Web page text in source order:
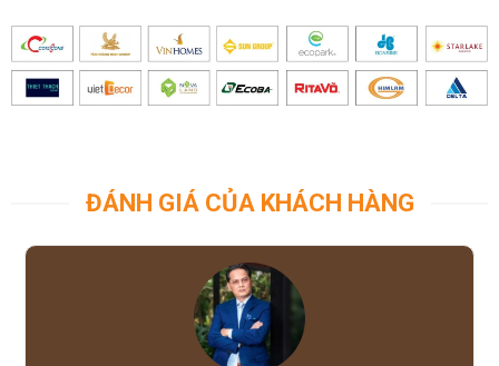
ĐÁNH GIÁ CỦA KHÁCH HÀNG